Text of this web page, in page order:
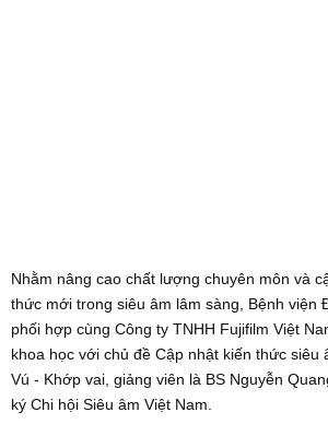
Nhằm nâng cao chất lượng chuyên môn và
thức mới trong siêu âm lâm sàng, Bệnh viện
phối hợp cùng Công ty TNHH Fujifilm Việt
khoa học với chủ đề Cập nhật kiến thức siêu
Vú - Khớp vai, giảng viên là BS Nguyễn
ký Chi hội Siêu âm Việt Nam.